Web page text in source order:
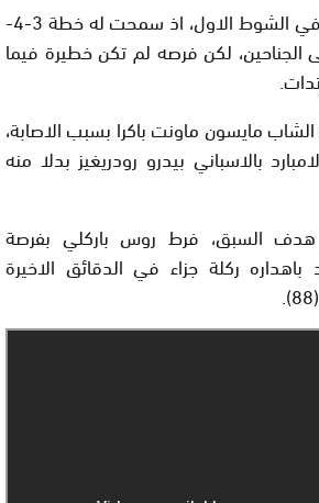
وكان تشلسي الافضل في الشوط الاول، اذ سمحت له خطة 3-4-
الجناحين، لكن فرصه لم تكن خطيرة فيما
مايسون ماونت باكرا بسبب الاصابة،
بالاسباني بيدرو رودريغيز بدلا منه
السبق، فرط روس باركلي بفرصة
باهداره ركلة جزاء في الدقائق الاخيرة